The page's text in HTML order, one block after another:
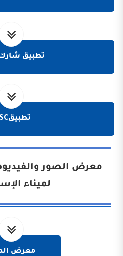
تطبيق شارك
تطبيقIDSC
معرض الصور
لميناء
معرض